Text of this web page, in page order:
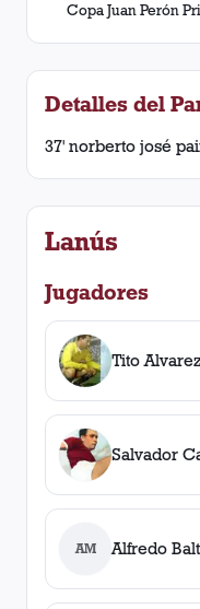
Copa Juan Perón
Detalles del
37' norberto josé
Lanús
Jugadores
Tito
Salvador
AM Alfredo